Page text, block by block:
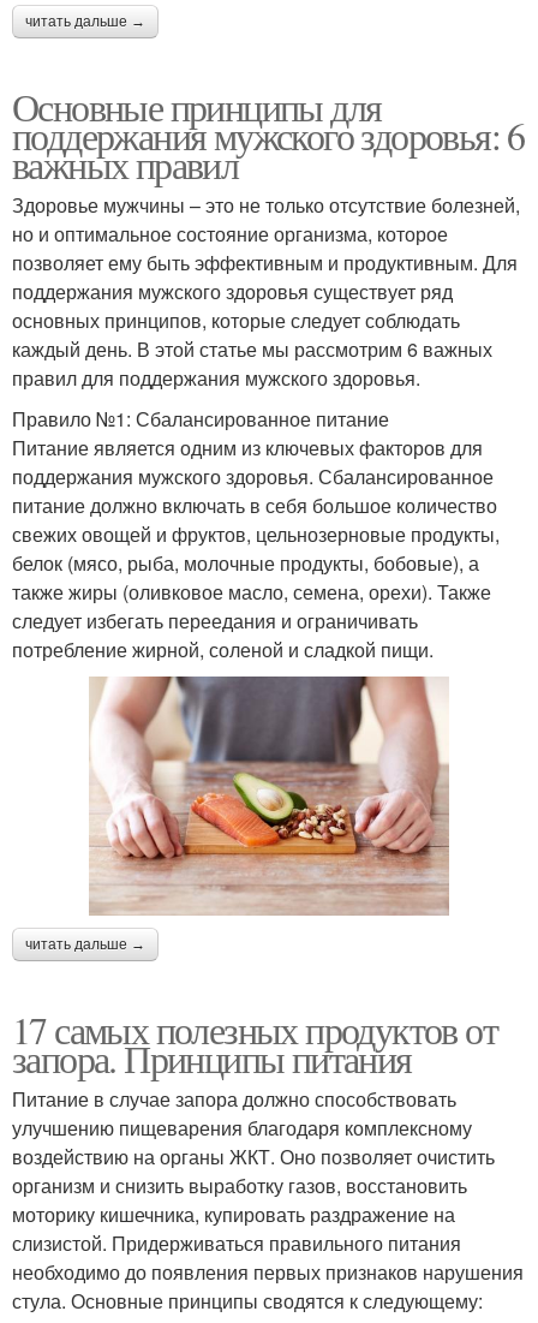
читать дальше →
Основные принципы для
поддержания мужского здоровья: 6
важных правил
Здоровье мужчины – это не только отсутствие болезней,
но и оптимальное состояние организма, которое
позволяет ему быть эффективным и продуктивным. Для
поддержания мужского здоровья существует ряд
основных принципов, которые следует соблюдать
каждый день. В этой статье мы рассмотрим 6 важных
правил для поддержания мужского здоровья.
Правило №1: Сбалансированное питание
Питание является одним из ключевых факторов для
поддержания мужского здоровья. Сбалансированное
питание должно включать в себя большое количество
свежих овощей и фруктов, цельнозерновые продукты,
белок (мясо, рыба, молочные продукты, бобовые), а
также жиры (оливковое масло, семена, орехи). Также
следует избегать переедания и ограничивать
потребление жирной, соленой и сладкой пищи.
читать дальше →
17 самых полезных продуктов от
запора. Принципы питания
Питание в случае запора должно способствовать
улучшению пищеварения благодаря комплексному
воздействию на органы ЖКТ. Оно позволяет очистить
организм и снизить выработку газов, восстановить
моторику кишечника, купировать раздражение на
слизистой. Придерживаться правильного питания
необходимо до появления первых признаков нарушения
стула. Основные принципы сводятся к следующему: